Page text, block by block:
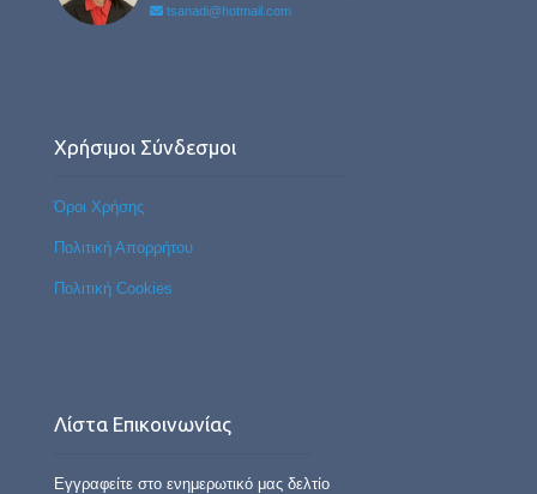
tsanadi@hotmail.com
Χρήσιμοι Σύνδεσμοι
Όροι Χρήσης
Πολιτική Απορρήτου
Πολιτική Cookies
Λίστα Επικοινωνίας
Εγγραφείτε στο ενημερωτικό μας δελτίο